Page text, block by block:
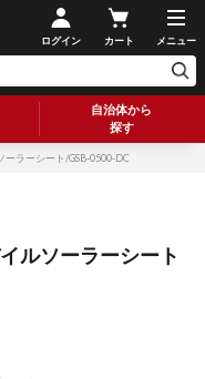
ログイン カート メニュー
自治体から
探す
ラーシート/GSB-0500-DC
ルソーラーシート